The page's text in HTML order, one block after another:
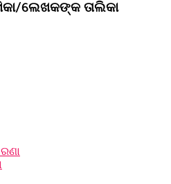
ଲେଖକଙ୍କ ତାଲିକା